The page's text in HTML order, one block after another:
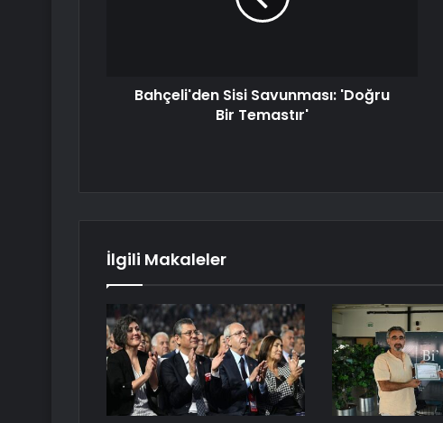
Bahçeli'den Sisi Savunması: 'Doğru
Bir Temastır'
İlgili Makaleler